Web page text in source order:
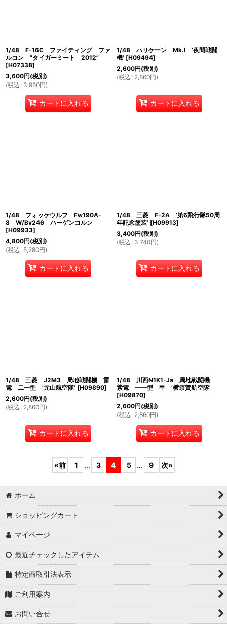
1/48 F-16C ファイティング ファ
ルコン ”タイガーミート 2012”
[H07338]
3,600円(税別)
(税込 : 3,960円)
カートに入れる
1/48 ハリケーン Mk.I ’夜間戦闘
機’ [H09494]
2,600円(税別)
(税込 : 2,860円)
カートに入れる
1/48 フォッケウルフ Fw190A-
8 W/Bv246 ハーゲンコルン
[H09933]
4,800円(税別)
(税込 : 5,280円)
カートに入れる
1/48 三菱 F-2A ’第6飛行隊50周
年記念塗装’ [H09913]
3,400円(税別)
(税込 : 3,740円)
カートに入れる
1/48 三菱 J2M3 局地戦闘機 雷
電 二一型 ’元山航空隊’ [H09890]
2,600円(税別)
(税込 : 2,860円)
カートに入れる
1/48 川西N1K1-Ja 局地戦闘機
紫電 一一型 甲 ’横須賀航空隊’
[H09870]
2,600円(税別)
(税込 : 2,860円)
カートに入れる
«前 1 ... 3 4 5 ... 9 次»
ホーム
ショッピングカート
マイページ
最近チェックしたアイテム
特定商取引法表示
ご利用案内
お問い合せ